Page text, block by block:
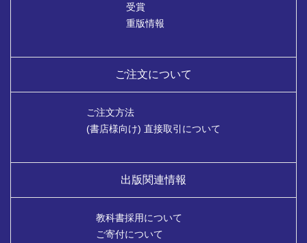
受賞
重版情報
ご注文について
ご注文方法
(書店様向け) 直接取引について
出版関連情報
教科書採用について
ご寄付について